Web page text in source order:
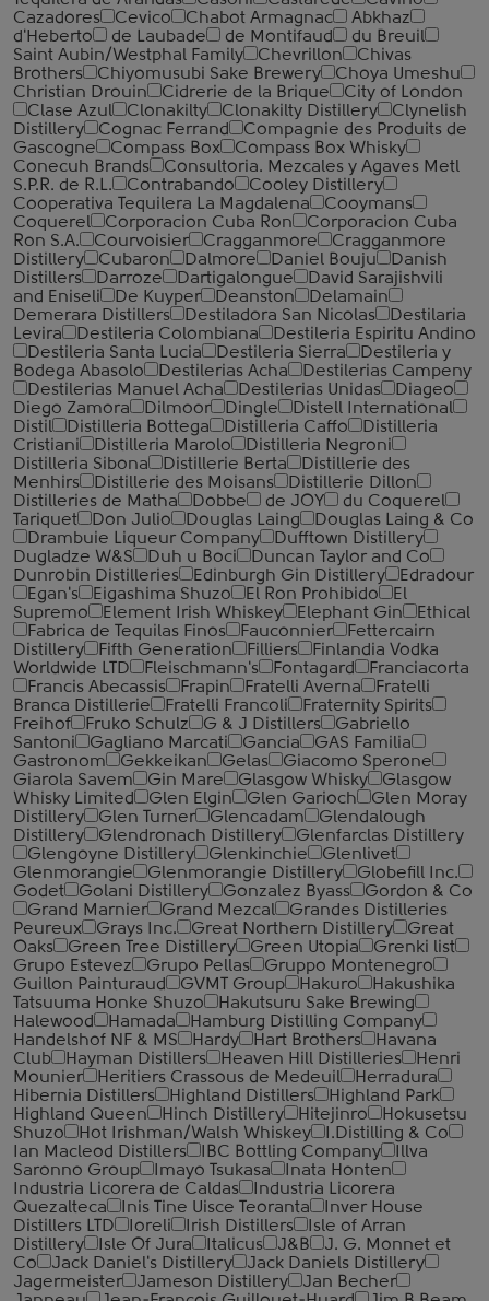
Cazadores
Cevico Chabot Armagnac
Abkhaz
d'Heberto
de Laubade de Montifaud
du Breuil
Saint Aubin/Westphal Family
Chevrillon
Chivas
Brothers
Chiyomusubi Sake Brewery
Choya Umeshu
Christian Drouin
Cidrerie de la Brique
City of London
Clase Azul
Clonakilty Clonakilty Distillery
Clynelish
Distillery
Cognac Ferrand
Compagnie des Produits de
Gascogne
Compass Box
Compass Box Whisky
Conecuh Brands
Consultoria. Mezcales y Agaves Metl
S.P.R. de R.L.
Contrabando
Cooley Distillery
Cooperativa Tequilera La Magdalena
Cooymans
Coquerel
Corporacion Cuba Ron
Corporacion Cuba
Ron S.A.
Courvoisier Cragganmore
Cragganmore
Distillery
Cubaron Dalmore Daniel Bouju
Danish
Distillers
Darroze Dartigalongue
David Sarajishvili
and Eniseli
De Kuyper Deanston
Delamain
Demerara Distillers
Destiladora San Nicolas
Destilaria
Levira
Destileria Colombiana
Destileria Espiritu Andino
Destileria Santa Lucia
Destileria Sierra
Destileria y
Bodega Abasolo
Destilerias Acha
Destilerias Campeny
Destilerias Manuel Acha
Destilerias Unidas
Diageo
Diego Zamora
Dilmoor Dingle
Distell International
Distil
Distilleria Bottega Distilleria Caffo
Distilleria
Cristiani
Distilleria Marolo
Distilleria Negroni
Distilleria Sibona
Distillerie Berta
Distillerie des
Menhirs
Distillerie des Moisans
Distillerie Dillon
Distilleries de Matha
Dobbe de JOY
du Coquerel
Tariquet
Don Julio Douglas Laing
Douglas Laing & Co
Drambuie Liqueur Company
Dufftown Distillery
Dugladze W&S
Duh u Boci
Duncan Taylor and Co
Dunrobin Distilleries
Edinburgh Gin Distillery
Edradour
Egan's
Eigashima Shuzo El Ron Prohibido
El
Supremo
Element Irish Whiskey Elephant Gin
Ethical
Fabrica de Tequilas Finos
Fauconnier
Fettercairn
Distillery
Fifth Generation Filliers
Finlandia Vodka
Worldwide LTD
Fleischmann's Fontagard
Franciacorta
Francis Abecassis
Frapin Fratelli Averna
Fratelli
Branca Distillerie
Fratelli ‎Francoli
Fraternity Spirits
Freihof
Fruko Schulz G & J Distillers
Gabriello
Santoni
Gagliano Marcati Gancia
GAS Familia
Gastronom
Gekkeikan Gelas
Giacomo Sperone
Giarola Savem
Gin Mare Glasgow Whisky
Glasgow
Whisky Limited
Glen Elgin Glen Garioch
Glen Moray
Distillery
Glen Turner Glencadam
Glendalough
Distillery
Glendronach Distillery
Glenfarclas Distillery
Glengoyne Distillery
Glenkinchie
Glenlivet
Glenmorangie
Glenmorangie Distillery
Globefill Inc.
Godet
Golani Distillery Gonzalez Byass
Gordon & Co
Grand Marnier
Grand Mezcal
Grandes Distilleries
Peureux
Grays Inc. Great Northern Distillery
Great
Oaks
Green Tree Distillery Green Utopia
Grenki list
Grupo Estevez
Grupo Pellas
Gruppo Montenegro
Guillon Painturaud
GVMT Group Hakuro
Hakushika
Tatsuuma Honke Shuzo
Hakutsuru Sake Brewing
Halewood
Hamada
Hamburg Distilling Company
Handelshof NF & MS
Hardy Hart Brothers
Havana
Club
Hayman Distillers Heaven Hill Distilleries
Henri
Mounier
Heritiers Crassous de Medeuil
Herradura
Hibernia Distillers
Highland Distillers
Highland Park
Highland Queen
Hinch Distillery Hitejinro
Hokusetsu
Shuzo
Hot Irishman/Walsh Whiskey
I.Distilling & Co
Ian Macleod Distillers
IBC Bottling Company
Illva
Saronno Group
Imayo Tsukasa
Inata Honten
Industria Licorera de Caldas
Industria Licorera
Quezalteca
Inis Tine Uisce Teoranta
Inver House
Distillers LTD
Ioreli Irish Distillers
Isle of Arran
Distillery
Isle Of Jura Italicus J&B
J. G. Monnet et
Co
Jack Daniel's Distillery
Jack Daniels Distillery
Jagermeister
Jameson Distillery
Jan Becher